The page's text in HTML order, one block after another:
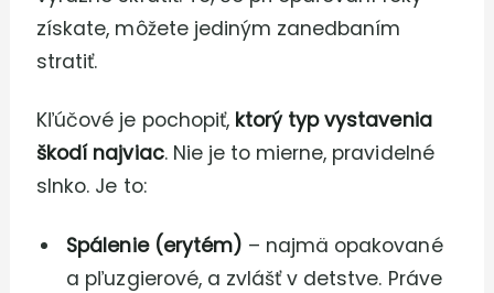
získate, môžete jediným zanedbaním
stratiť.
Kľúčové je pochopiť, ktorý typ vystavenia
škodí najviac. Nie je to mierne, pravidelné
slnko. Je to:
Spálenie (erytém) – najmä opakované
a pľuzgierové, a zvlášť v detstve. Práve